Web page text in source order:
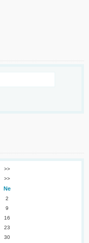
>>
>>
Ne
2
9
16
23
30